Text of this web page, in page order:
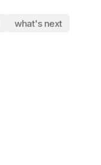
what's next